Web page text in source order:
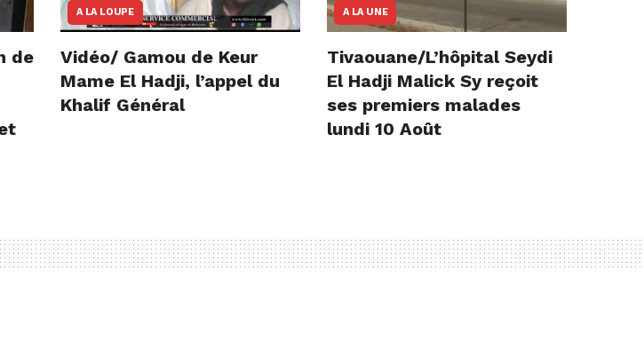
de
A LA LOUPE
Vidéo/ Gamou de Keur
Mame El Hadji, l’appel du
Khalif Général
A LA UNE
Tivaouane/L’hôpital Seydi
El Hadji Malick Sy reçoit
ses premiers malades
lundi 10 Août